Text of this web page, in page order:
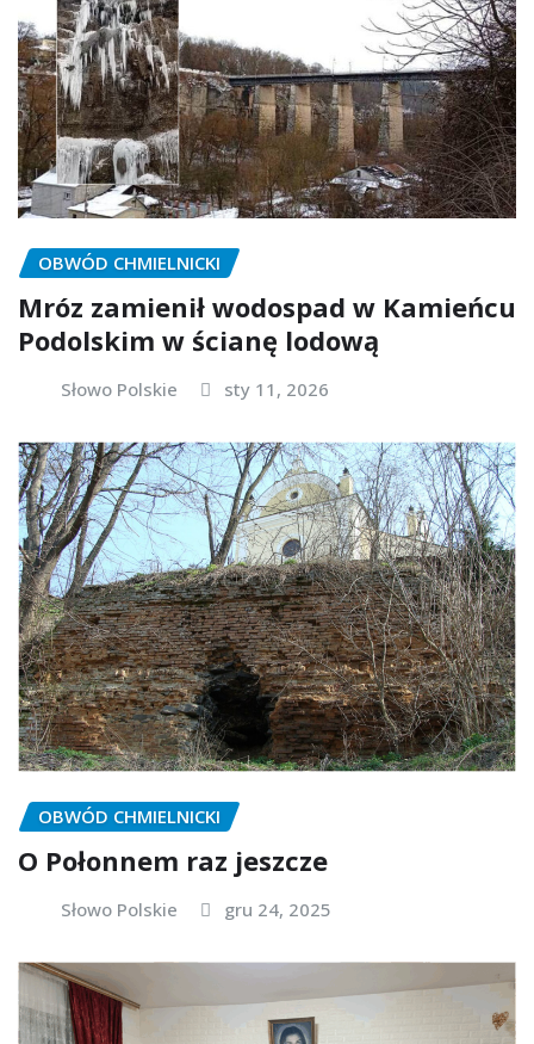
OBWÓD CHMIELNICKI
Mróz zamienił wodospad w Kamieńcu
Podolskim w ścianę lodową
Słowo Polskie sty 11, 2026
OBWÓD CHMIELNICKI
O Połonnem raz jeszcze
Słowo Polskie gru 24, 2025